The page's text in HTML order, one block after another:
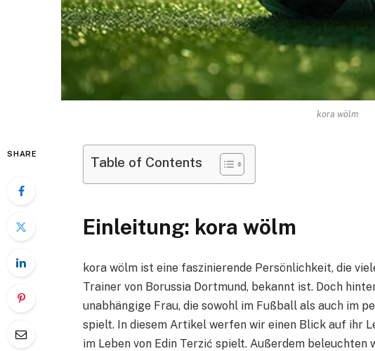
kora wölm
SHARE
Table of Contents
Einleitung: kora wölm
kora wölm ist eine faszinierende Persönlichkeit, die
Trainer von Borussia Dortmund, bekannt ist. Doch
unabhängige Frau, die sowohl im Fußball als auch im
spielt. In diesem Artikel werfen wir einen Blick auf ihr
im Leben von Edin Terzić spielt. Außerdem beleuchten